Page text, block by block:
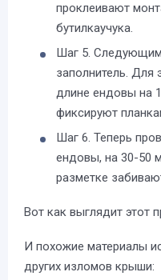
проклеивают
бутилкаучука.
Шаг 5.
заполнитель. Для
длине ендовы на
фиксируют
Шаг 6. Теперь
ендовы, на 30-50
разметке
Вот как выглядит этот
И похожие материалы
других изломов крыши: